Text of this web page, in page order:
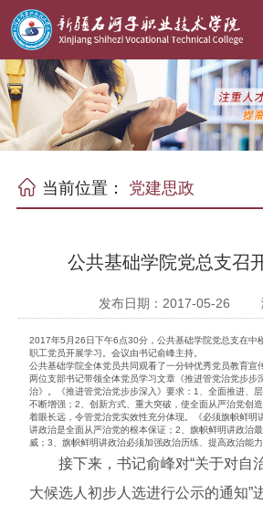
当前位置： 党建思政
公共基础学院党总支召
发布日期：2017-05-26
2017年5月26日下午6点30分，公共基础学院党总支在中
职工党员开展学习。会议由书记俞峰主持。
公共基础学院全体党员共同观看了一分钟优秀党员教育宣
两位支部书记带领全体党员学习文章《推进管党治党步步
治》。《推进管党治党步步深入》要求：1、全面推进、
不断增强；2、创新方式、重大突破，使全面从严治党创
着眼长远，令管党治党实效性充分体现。《必须旗帜鲜明
讲政治是全面从严治党的根本保证；2、旗帜鲜明讲政治
威；3、旗帜鲜明讲政治必须加强政治历练、提高政治能力
接下来，书记俞峰对“关于对自
大候选人初步人选进行公示的通知”